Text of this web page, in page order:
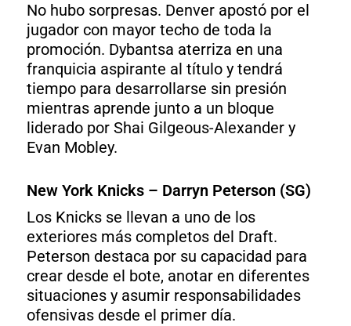
No hubo sorpresas. Denver apostó por el
jugador con mayor techo de toda la
promoción. Dybantsa aterriza en una
franquicia aspirante al título y tendrá
tiempo para desarrollarse sin presión
mientras aprende junto a un bloque
liderado por Shai Gilgeous-Alexander y
Evan Mobley.
New York Knicks – Darryn Peterson (SG)
Los Knicks se llevan a uno de los
exteriores más completos del Draft.
Peterson destaca por su capacidad para
crear desde el bote, anotar en diferentes
situaciones y asumir responsabilidades
ofensivas desde el primer día.